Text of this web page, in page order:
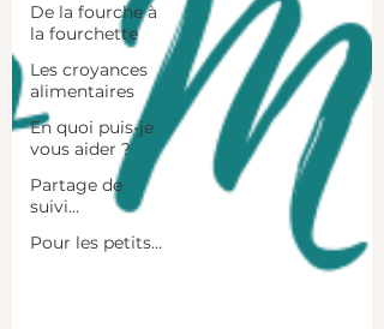
De la fourche à
la fourchette
Les croyances
alimentaires
En quoi puis-je
vous aider ?
Partage de
suivi...
Pour les petits...